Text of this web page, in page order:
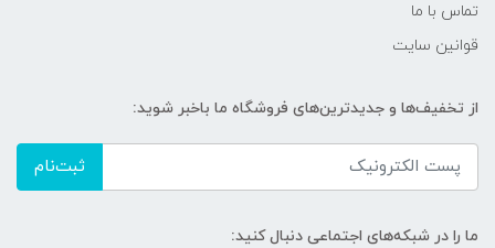
تماس با ما
قوانین سایت
از تخفیف‌ها و جدیدترین‌های فروشگاه ما باخبر شوید:
ثبت‌نام
ما را در شبکه‌های اجتماعی دنبال کنید: